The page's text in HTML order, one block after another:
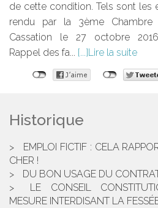
de cette condition. Tels sont les
rendu par la 3ème
Cassation le 27 octobre 2016
Rappel des fa...
Lire la suite
Historique
EMPLOI FICTIF : CELA
CHER !
DU BON USAGE DU
LE CONSEIL
MESURE INTERDISANT LA